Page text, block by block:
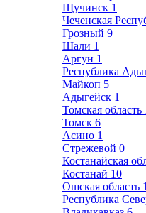
Щучинск 1
Чеченская
Грозный 9
Шали 1
Аргун 1
Республика
Майкоп 5
Адыгейск 1
Томская область
Томск 6
Асино 1
Стрежевой 0
Костанайская
Костанай 10
Ошская область
Республика